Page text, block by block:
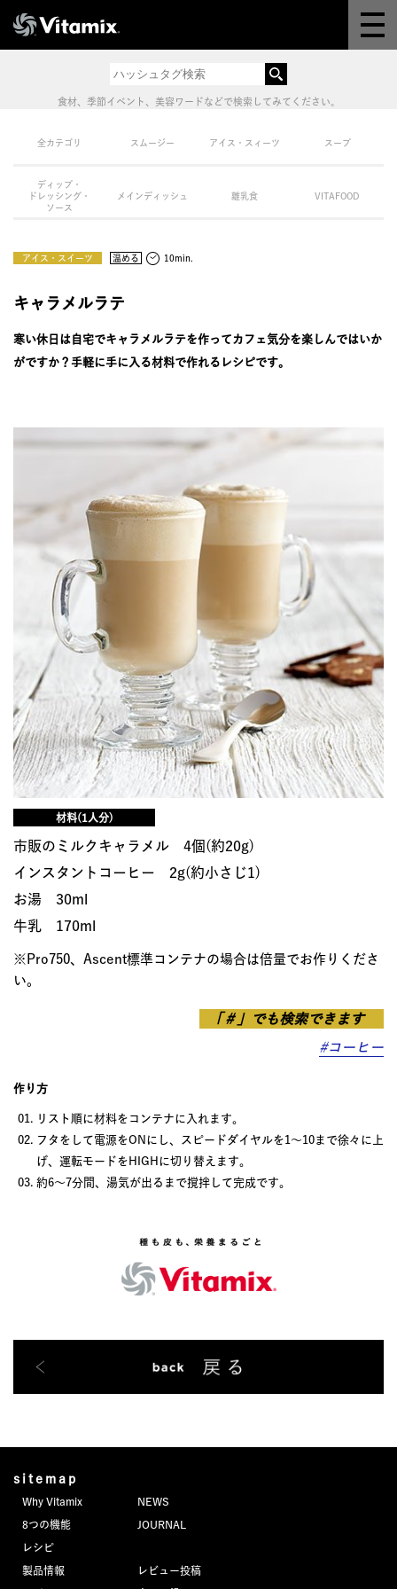
体験＆講座
8つの機能
オンラインストア
食材、季節イベント、美容ワードなどで検索してみてください。
全カテゴリ スムージー アイス・スィーツ スープ
ディップ・
ドレッシング・
ソース
メインディッシュ 離乳食 VITAFOOD
アイス・スイーツ 温める 10min.
キャラメルラテ
寒い休日は自宅でキャラメルラテを作ってカフェ気分を楽しんではいか
がですか？手軽に手に入る材料で作れるレシピです。
材料(1人分)
市販のミルクキャラメル 4個(約20g)
インスタントコーヒー 2g(約小さじ1)
お湯 30ml
牛乳 170ml
※Pro750、Ascent標準コンテナの場合は倍量でお作りくださ
い。
「＃」でも検索できます
#コーヒー
作り方
リスト順に材料をコンテナに入れます。
フタをして電源をONにし、スピードダイヤルを1～10まで徐々に上
げ、運転モードをHIGHに切り替えます。
約6〜7分間、湯気が出るまで撹拌して完成です。
sitemap
Why Vitamix
8つの機能
レシピ
製品情報
NEWS
JOURNAL
レビュー投稿